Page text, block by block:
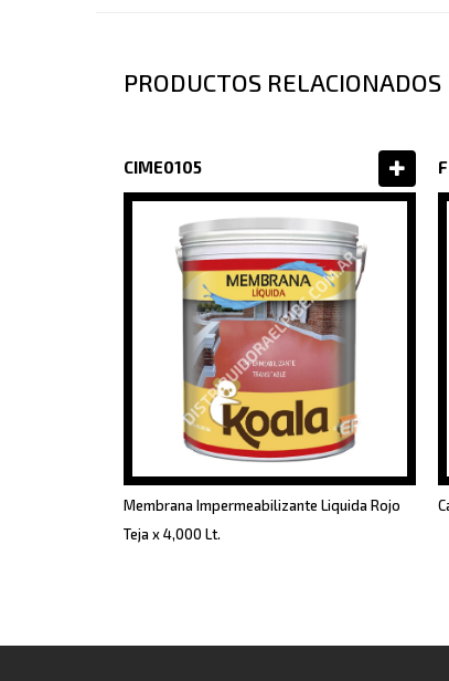
PRODUCTOS RELACIONADOS
CIME0105
Membrana Impermeabilizante Liquida Rojo
Teja x 4,000 Lt.